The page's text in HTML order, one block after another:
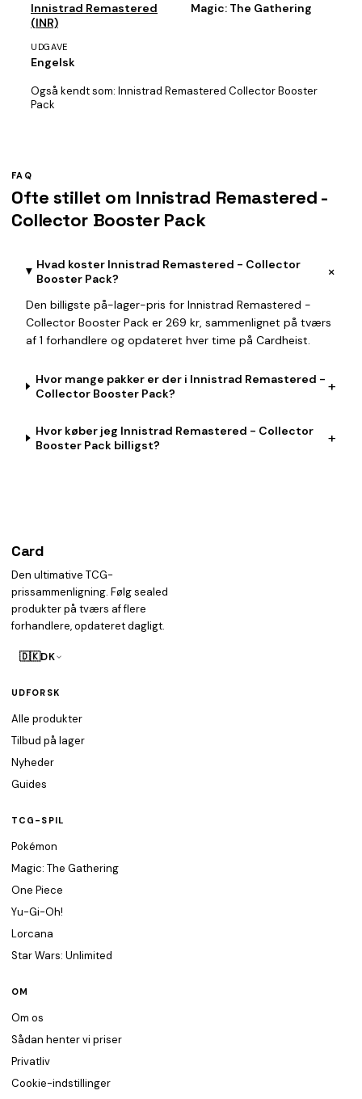
Innistrad Remastered
(INR)
Magic: The Gathering
UDGAVE
Engelsk
Også kendt som: Innistrad Remastered Collector Booster
Pack
FAQ
Ofte stillet om Innistrad Remastered -
Collector Booster Pack
Hvad koster Innistrad Remastered - Collector
Booster Pack?
+
Den billigste på-lager-pris for Innistrad Remastered -
Collector Booster Pack er 269 kr, sammenlignet på tværs
af 1 forhandlere og opdateret hver time på Cardheist.
Hvor mange pakker er der i Innistrad Remastered -
Collector Booster Pack?
+
Hvor køber jeg Innistrad Remastered - Collector
Booster Pack billigst?
+
Card
Den ultimative TCG-
prissammenligning. Følg sealed
produkter på tværs af flere
forhandlere, opdateret dagligt.
🇩🇰DK
UDFORSK
Alle produkter
Tilbud på lager
Nyheder
Guides
TCG-SPIL
Pokémon
Magic: The Gathering
One Piece
Yu-Gi-Oh!
Lorcana
Star Wars: Unlimited
OM
Om os
Sådan henter vi priser
Privatliv
Cookie-indstillinger